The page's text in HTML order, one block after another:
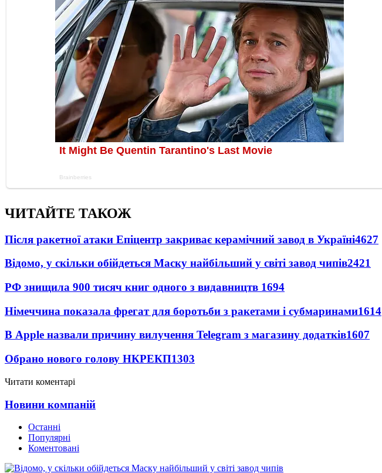
ЧИТАЙТЕ ТАКОЖ
Після ракетної атаки Епіцентр закриває керамічний завод в Україні4627
Відомо, у скільки обійдеться Маску найбільший у світі завод чипів2421
РФ знищила 900 тисяч книг одного з видавництв 1694
Німеччина показала фрегат для боротьби з ракетами і субмаринами1614
В Apple назвали причину вилучення Telegram з магазину додатків1607
Обрано нового голову НКРЕКП1303
Читати коментарі
Новини компаній
Останні
Популярні
Коментовані